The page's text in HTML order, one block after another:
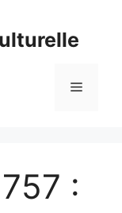
Menu
: